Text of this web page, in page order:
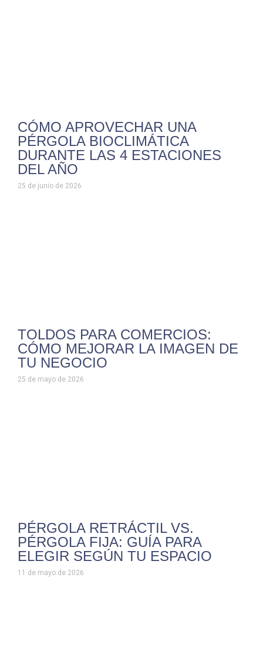
CÓMO APROVECHAR UNA
PÉRGOLA BIOCLIMÁTICA
DURANTE LAS 4 ESTACIONES
DEL AÑO
25 de junio de 2026
TOLDOS PARA COMERCIOS:
CÓMO MEJORAR LA IMAGEN DE
TU NEGOCIO
25 de mayo de 2026
PÉRGOLA RETRÁCTIL VS.
PÉRGOLA FIJA: GUÍA PARA
ELEGIR SEGÚN TU ESPACIO
11 de mayo de 2026